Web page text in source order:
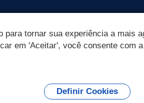
tornar sua experiência a mais
em 'Aceitar', você consente com
Definir Cookiesposso te